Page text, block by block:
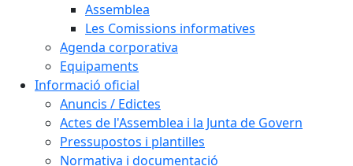
Assemblea
Les Comissions informatives
Agenda corporativa
Equipaments
Informació oficial
Anuncis / Edictes
Actes de l'Assemblea i la Junta de Govern
Pressupostos i plantilles
Normativa i documentació